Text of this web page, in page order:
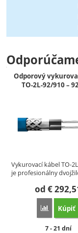
Odporový
TO-2L-92/910 –
Vykurovací kábel TO-
je profesionálny
od€
Porovnať
Kúpiť
Dostupnosť:
7 - 21 dní